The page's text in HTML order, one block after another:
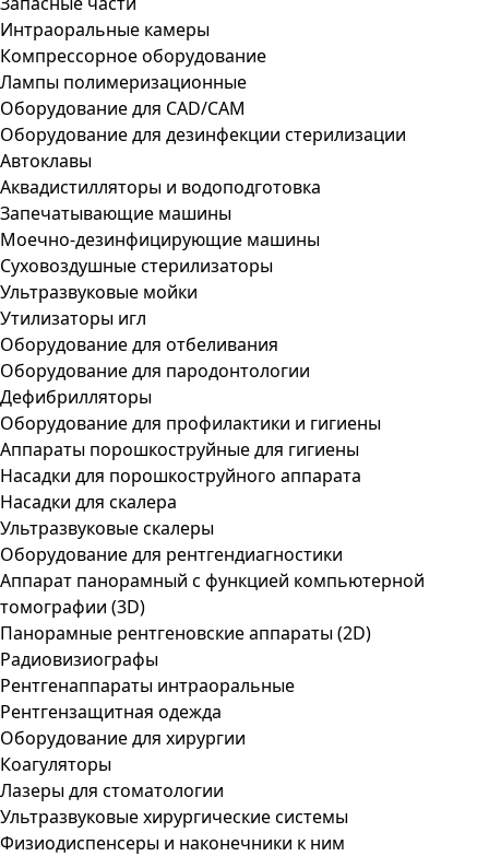
Интраоральные камеры
Компрессорное оборудование
Лампы полимеризационные
Оборудование для CAD/CAM
Оборудование для дезинфекции стерилизации
Автоклавы
Аквадистилляторы и водоподготовка
Запечатывающие машины
Моечно-дезинфицирующие машины
Суховоздушные стерилизаторы
Ультразвуковые мойки
Утилизаторы игл
Оборудование для отбеливания
Оборудование для пародонтологии
Дефибрилляторы
Оборудование для профилактики и гигиены
Аппараты порошкоструйные для гигиены
Насадки для порошкоструйного аппарата
Насадки для скалера
Ультразвуковые скалеры
Оборудование для рентгендиагностики
Аппарат панорамный с функцией компьютерной
томографии (3D)
Панорамные рентгеновские аппараты (2D)
Радиовизиографы
Рентгенаппараты интраоральные
Рентгензащитная одежда
Оборудование для хирургии
Коагуляторы
Лазеры для стоматологии
Ультразвуковые хирургические системы
Физиодиспенсеры и наконечники к ним